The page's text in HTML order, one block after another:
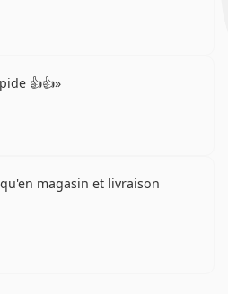
👍👍
magasin et livraison